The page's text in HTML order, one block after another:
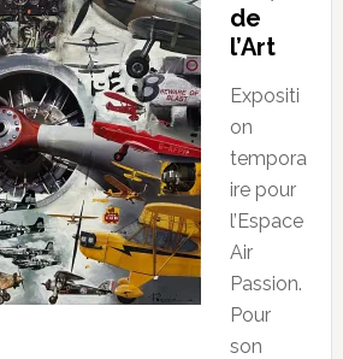
de
l’Art
Expositi
on
tempora
ire pour
l’Espace
Air
Passion.
Pour
son